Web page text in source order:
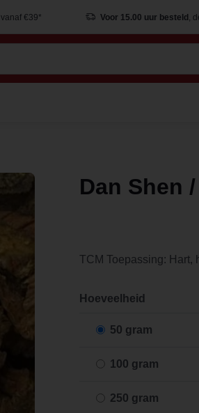
vanaf €39* Voor 15.00 uur besteld ,
Dan Shen
TCM Toepassing: Hart,
Hoeveelheid
50 gram
100 gram
250 gram